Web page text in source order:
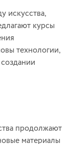
искусства,
курсы
технологии,
продолжают
материалы